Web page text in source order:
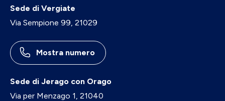
Sede di Vergiate
Via Sempione 99, 21029
Mostra numero
Sede di Jerago con Orago
Via per Menzago 1, 21040